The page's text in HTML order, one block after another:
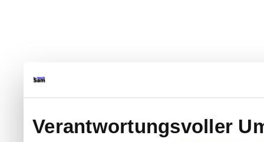
Verantwortungsvoller